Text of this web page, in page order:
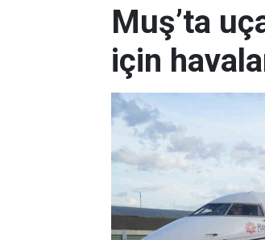
Muş’ta
için